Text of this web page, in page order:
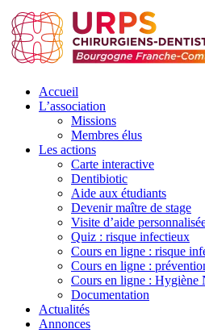
Accueil
L’association
Missions
Membres élus
Les actions
Carte interactive
Dentibiotic
Aide aux étudiants
Devenir maître de stage
Visite d’aide
Quiz : risque infectieux
Cours en ligne : risque
Cours en ligne :
Cours en ligne : Hygiène
Documentation
Actualités
Annonces